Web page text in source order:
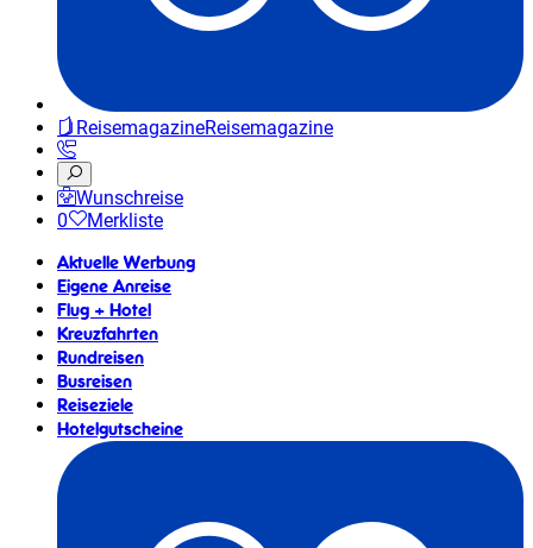
ReisemagazineReisemagazine
Wunschreise
0
Merkliste
Aktuelle Werbung
Eigene Anreise
Flug + Hotel
Kreuzfahrten
Rundreisen
Busreisen
Reiseziele
Hotelgutscheine